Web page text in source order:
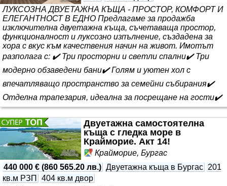
ЛУКСОЗНА ДВУЕТАЖНА КЪЩА - ПРОСТОР, КОМФОРТ И
ЕЛЕГАНТНОСТ В ЕДНО Предлагаме за продажба
изключителна двуетажна къща, съчетаваща простор,
функционалност и луксозно изпълнение, създадена за
хора с вкус към качествения начин на живот. Имотът
разполага с: ✔️ Три просторни и светли спални✔️ Три
модерно обзаведени бани✔️ Голям и уютен хол с
впечатляващо пространство за семейни събирания✔️
Отделна трапезария, идеална за посрещане на гости✔️
Луксозна кухня с висок клас оборудване и функционално
разпределение✔️ Просторна зимна градина, предлагаща
комфорт през всички сезони✔️ Практично мокро п..
Двуетажна самостоятелна
къща с гледка море в
Крайморие. Акт 14!
Крайморие, Бургас
440 000 € (860 565.20 лв.) Двуетажна къща в Бургас 201
кв.м РЗП
404 кв.м двор